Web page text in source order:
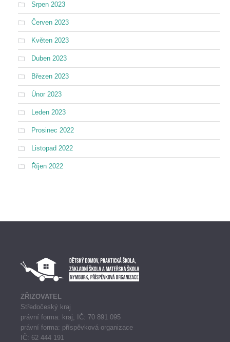
Srpen 2023
Červen 2023
Květen 2023
Duben 2023
Březen 2023
Únor 2023
Leden 2023
Prosinec 2022
Listopad 2022
Říjen 2022
ZŘIZOVATEL
Středočeský kraj
právní forma: kraj, IČ: 70 891 095
právní forma: příspěvková organizace
IČ: 62 444 191